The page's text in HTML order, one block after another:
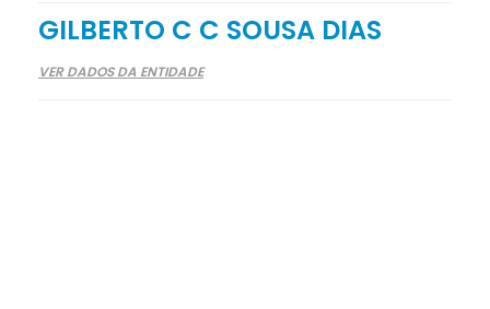
GILBERTO C C SOUSA DIAS
VER DADOS DA ENTIDADE